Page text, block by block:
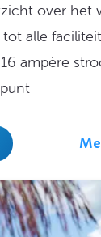
over het
tot alle
ampère